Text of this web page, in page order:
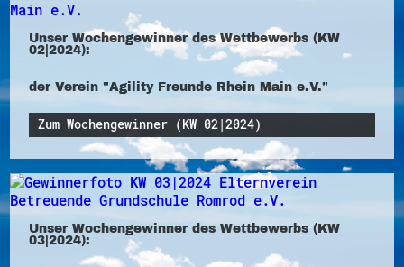
Unser Wochengewinner des Wettbewerbs (KW
02|2024):
der Verein "Agility Freunde Rhein Main e.V."
Zum Wochengewinner (KW 02|2024)
Unser Wochengewinner des Wettbewerbs (KW
03|2024):